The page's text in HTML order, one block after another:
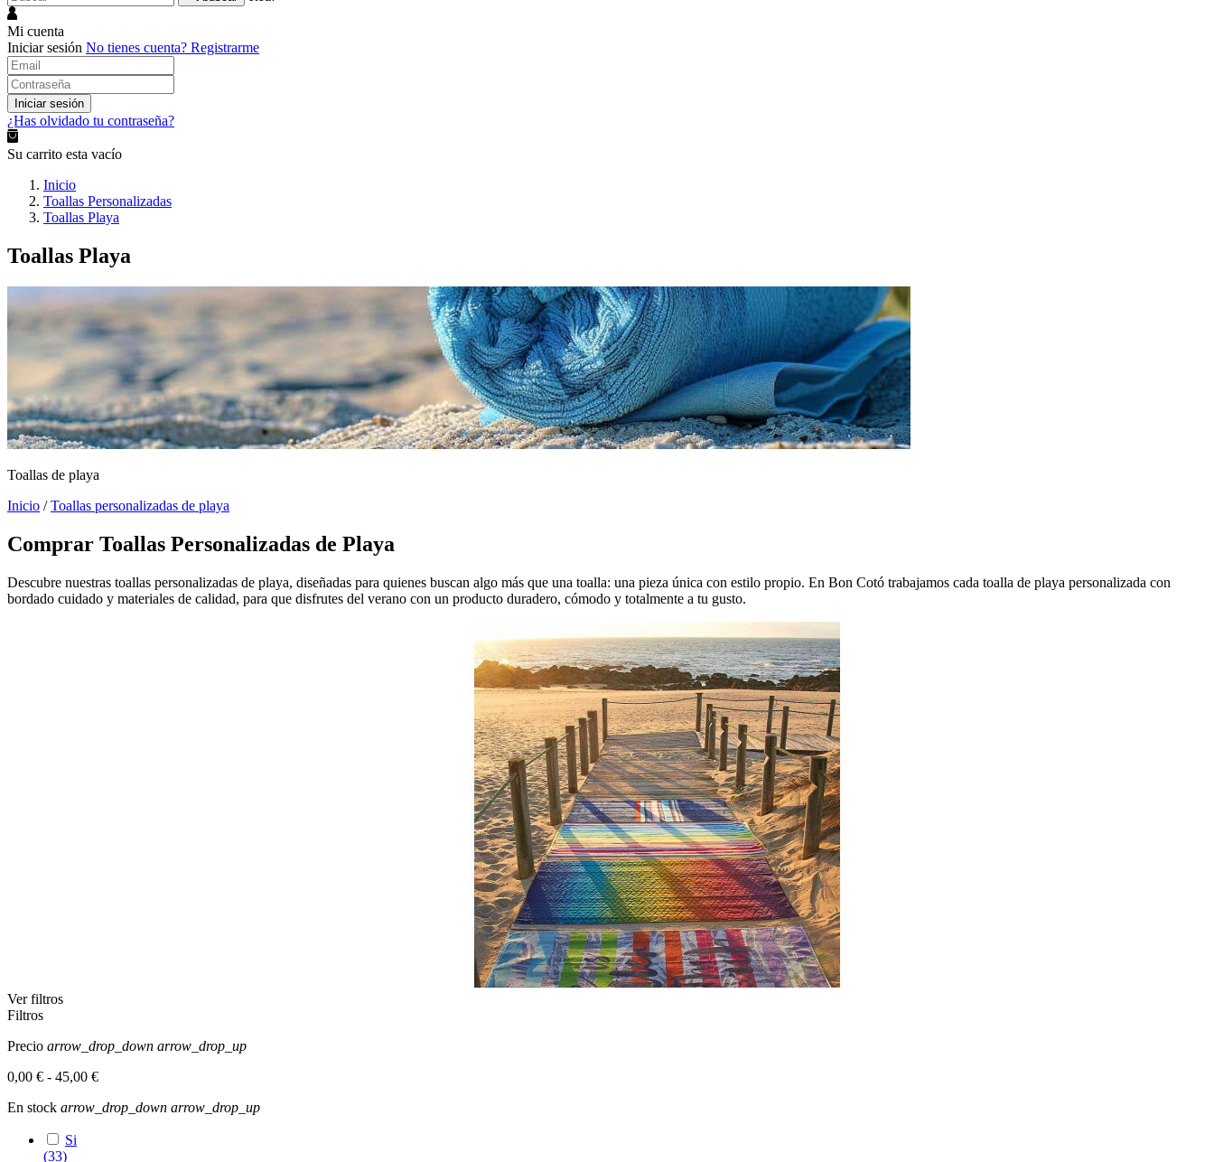
Mi cuenta
Iniciar sesión No tienes cuenta? Registrarme
Iniciar sesión
¿Has olvidado tu contraseña?
Su carrito esta vacío
Inicio
Toallas Personalizadas
Toallas Playa
Toallas Playa
Toallas de playa
Inicio /Toallas personalizadas de playa
Comprar Toallas Personalizadas de Playa
Descubre nuestras toallas personalizadas de playa, diseñadas para quienes buscan algo más que una toalla: una pieza única con estilo propio. En Bon Cotó trabajamos cada toalla de playa personalizada con
bordado cuidado y materiales de calidad, para que disfrutes del verano con un producto duradero, cómodo y totalmente a tu gusto.
Ver filtros
Filtros
Precio arrow_drop_down arrow_drop_up
0,00 € - 45,00 €
En stock arrow_drop_down arrow_drop_up
Si
(33)